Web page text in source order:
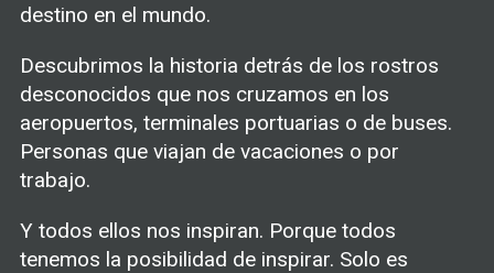
destino en el mundo.
Descubrimos la historia detrás de los rostros
desconocidos que nos cruzamos en los
aeropuertos, terminales portuarias o de buses.
Personas que viajan de vacaciones o por
trabajo.
Y todos ellos nos inspiran. Porque todos
tenemos la posibilidad de inspirar. Solo es